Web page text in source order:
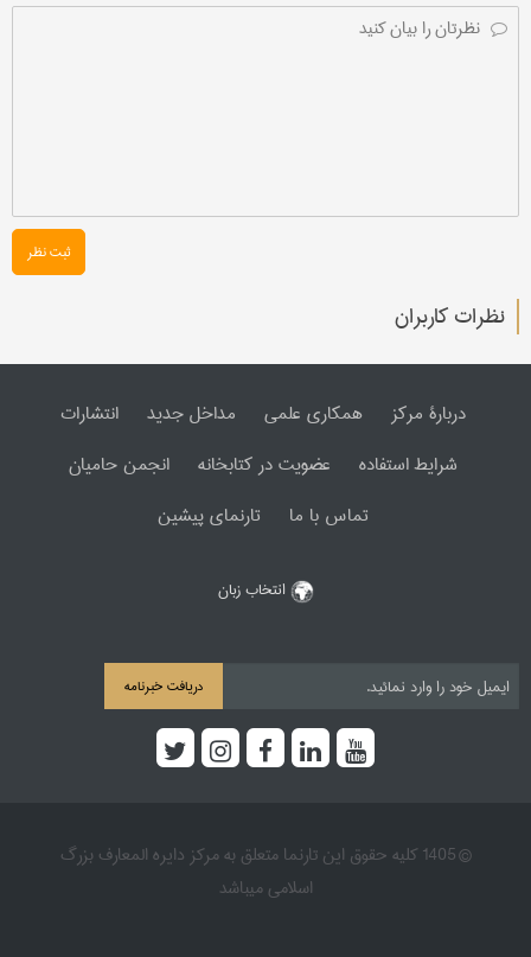
ثبت نظر
نظرات کاربران
دربارۀ مرکز همکاری علمی مداخل جدید
انتشارات
شرایط استفاده
عضویت در کتابخانه
انجمن حامیان
تماس با ما
تارنمای پیشین
انتخاب زبان
دریافت خبرنامه
© 1405 کلیه حقوق این تارنما متعلق به مرکز دایره المعارف بزرگ
اسلامی میباشد